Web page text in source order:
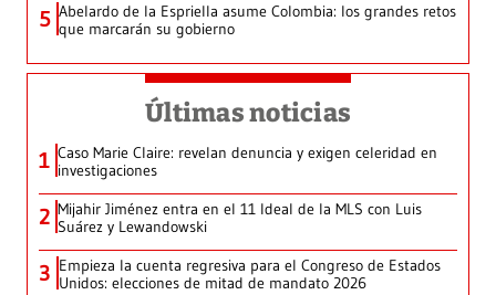
5 Abelardo de la Espriella asume Colombia: los grandes retos
que marcarán su gobierno
Últimas noticias
1 Caso Marie Claire: revelan denuncia y exigen celeridad en
investigaciones
2 Mijahir Jiménez entra en el 11 Ideal de la MLS con Luis
Suárez y Lewandowski
3 Empieza la cuenta regresiva para el Congreso de Estados
Unidos: elecciones de mitad de mandato 2026